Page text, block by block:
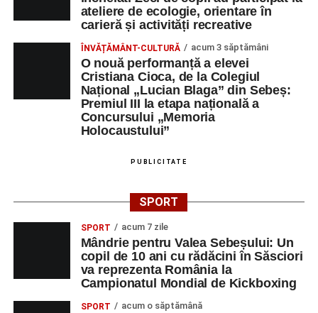
ateliere de ecologie, orientare în
carieră și activități recreative
ÎNVĂȚĂMÂNT-CULTURĂ acum 3 săptămâni
O nouă performanță a elevei
Cristiana Cioca, de la Colegiul
Național „Lucian Blaga” din Sebeș:
Premiul III la etapa națională a
Concursului „Memoria
Holocaustului”
PUBLICITATE
SPORT
SPORT acum 7 zile
Mândrie pentru Valea Sebeșului: Un
copil de 10 ani cu rădăcini în Săsciori
va reprezenta România la
Campionatul Mondial de Kickboxing
SPORT acum o săptămână